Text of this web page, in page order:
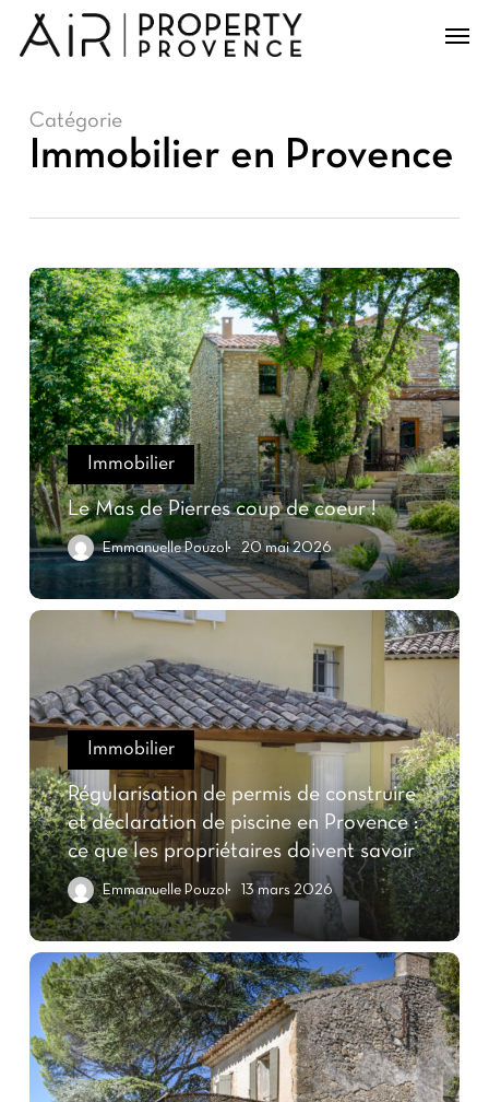
Catégorie
Immobilier en Provence
Immobilier
Le Mas de Pierres coup de coeur !
Emmanuelle Pouzol 20 mai 2026
Immobilier
Régularisation de permis de construire
et déclaration de piscine en Provence :
ce que les propriétaires doivent savoir
Emmanuelle Pouzol 13 mars 2026